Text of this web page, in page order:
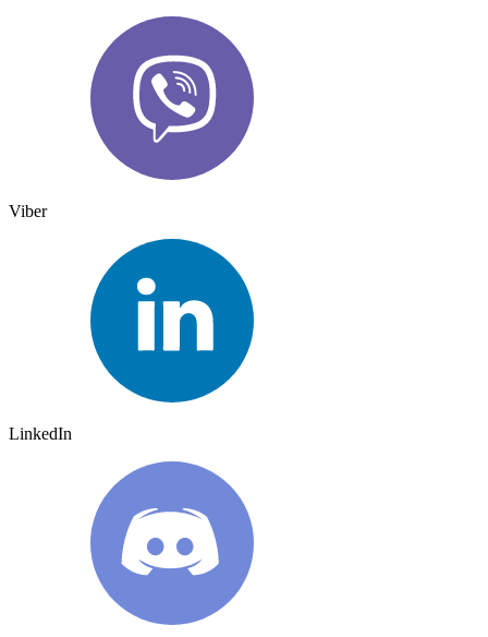
Viber
LinkedIn